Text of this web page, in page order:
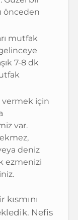
önceden
mutfak
7-8 dk
vermek için
var.
deniz
ezmenizi
Nefis